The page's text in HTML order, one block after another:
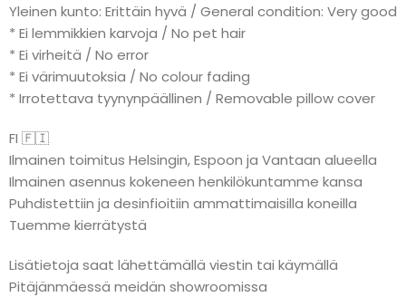
Yleinen kunto: Erittäin hyvä / General condition: Very good
* Ei lemmikkien karvoja / No pet hair
* Ei virheitä / No error
* Ei värimuutoksia / No colour fading
* Irrotettava tyynynpäällinen / Removable pillow cover
FI 🇫🇮
Ilmainen toimitus Helsingin, Espoon ja Vantaan alueella
Ilmainen asennus kokeneen henkilökuntamme kansa
Puhdistettiin ja desinfioitiin ammattimaisilla koneilla
Tuemme kierrätystä
Lisätietoja saat lähettämällä viestin tai käymällä
Pitäjänmäessä meidän showroomissa